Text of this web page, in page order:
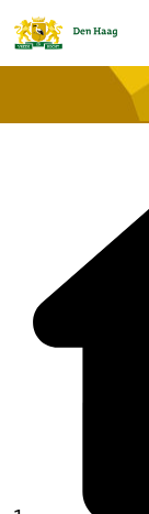
Bronnen en